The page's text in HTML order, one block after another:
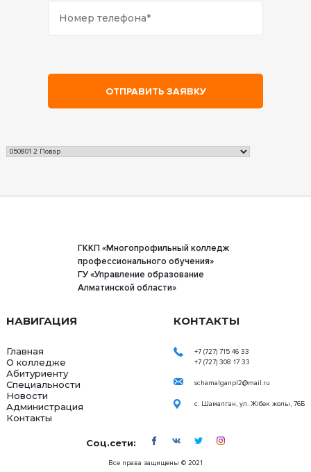
ГККП «Многопрофильный колледж
профессионального обучения»
ГУ «Управление образование
Алматинской области»
НАВИГАЦИЯ
Главная
О колледже
Абитуриенту
Специальности
Новости
Администрация
Контакты
КОНТАКТЫ
+7 (727) 715 46 33
+7 (727) 308 17 33
schamalganpl2@mail.ru
с. Шамалган, ул. Жібек жолы, 76Б
Все права защищены © 2021
Соц.сети: